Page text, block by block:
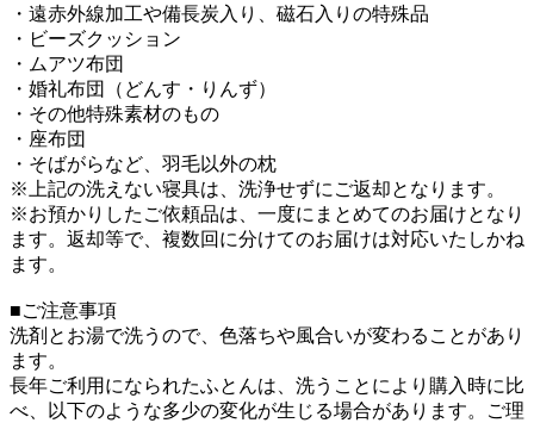
・遠赤外線加工や備長炭入り、磁石入りの特殊品
・ビーズクッション
・ムアツ布団
・婚礼布団（どんす・りんず）
・その他特殊素材のもの
・座布団
・そばがらなど、羽毛以外の枕
※上記の洗えない寝具は、洗浄せずにご返却となります。
※お預かりしたご依頼品は、一度にまとめてのお届けとなり
ます。返却等で、複数回に分けてのお届けは対応いたしかね
ます。
■ご注意事項
洗剤とお湯で洗うので、色落ちや風合いが変わることがあり
ます。
長年ご利用になられたふとんは、洗うことにより購入時に比
べ、以下のような多少の変化が生じる場合があります。ご理